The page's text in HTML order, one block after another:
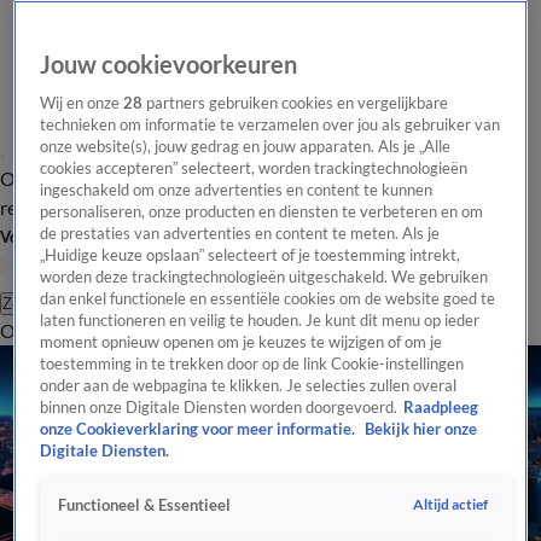
Overzicht Laatste nieuws Regionieuws Het beste van Hart
Tip de
redactie
Volg Hart van Nederland
Zoeken
OverzichtRegioUitzendingenWeerTip de redactiePanelVideo's
Jouw cookievoorkeuren
Wij en onze28 partners gebruiken cookies en vergelijkbare
technieken om informatie te verzamelen over jou als gebruiker van
onze website(s), jouw gedrag en jouw apparaten. Als je „Alle
cookies accepteren” selecteert, worden trackingtechnologieën
ingeschakeld om onze advertenties en content te kunnen
personaliseren, onze producten en diensten te verbeteren en om
de prestaties van advertenties en content te meten. Als je
„Huidige keuze opslaan” selecteert of je toestemming intrekt,
worden deze trackingtechnologieën uitgeschakeld. We gebruiken
dan enkel functionele en essentiële cookies om de website goed te
laten functioneren en veilig te houden. Je kunt dit menu op ieder
moment opnieuw openen om je keuzes te wijzigen of om je
toestemming in te trekken door op de link Cookie-instellingen
onder aan de webpagina te klikken. Je selecties zullen overal
binnen onze Digitale Diensten worden doorgevoerd. Raadpleeg
onze Cookieverklaring voor meer informatie.
Bekijk hier onze
Digitale Diensten.
Functioneel & Essentieel Altijd actief